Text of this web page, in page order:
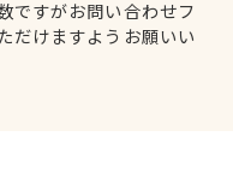
ですがお問い合わせフ
だけますようお願いい